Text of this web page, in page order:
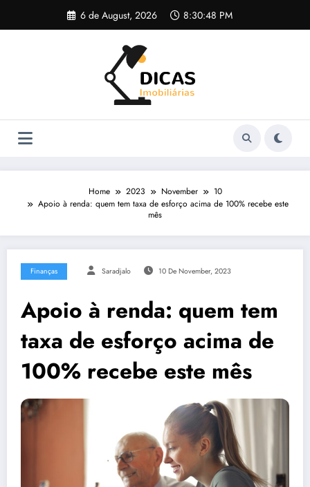
content
6 de August, 2026 8:30:48 PM
Home 2023 November
10
Apoio à renda: quem tem taxa de esforço acima de 100% recebe este
mês
Finanças Saradjalo 10 De November, 2023
Apoio à renda: quem tem
taxa de esforço acima de
100% recebe este mês